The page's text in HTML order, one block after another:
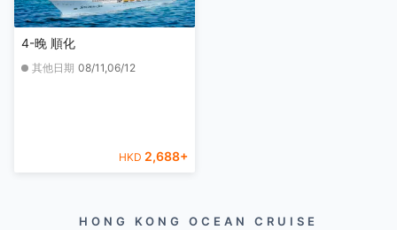
4-晚 順化
其他日期 08/11,06/12
HKD 2,688+
HONG KONG OCEAN CRUISE